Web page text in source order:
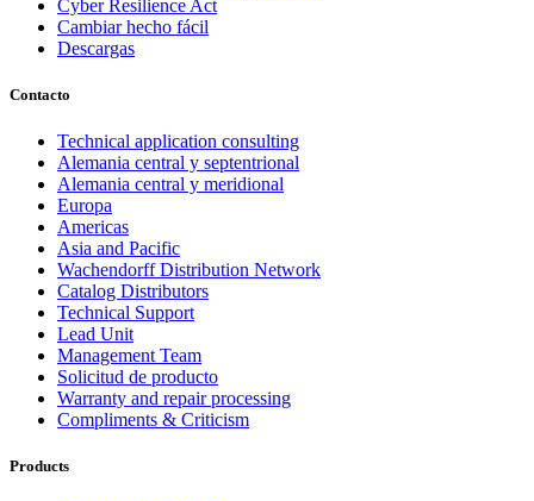
Cyber Resilience Act
Cambiar hecho fácil
Descargas
Contacto
Technical application consulting
Alemania central y septentrional
Alemania central y meridional
Europa
Americas
Asia and Pacific
Wachendorff Distribution Network
Catalog Distributors
Technical Support
Lead Unit
Management Team
Solicitud de producto
Warranty and repair processing
Compliments & Criticism
Products